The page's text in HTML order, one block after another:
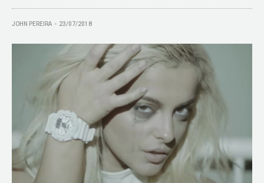
JOHN PEREIRA 23/07/2018